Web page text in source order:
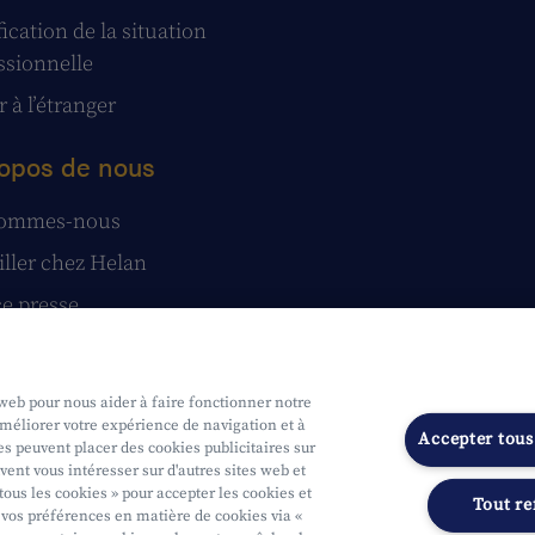
de la situation
à l’étranger
de nous
nous
chez Helan
presse
et réclamations
Soumis au contrôle de l'OCM Segmentation Déclaration
pour nous aider à faire fonctionner notre
votre expérience de navigation et à
peuvent placer des cookies publicitaires sur
vous intéresser sur d'autres sites web et
les cookies » pour accepter les cookies et
préférences en matière de cookies via «
Accepter
Tout